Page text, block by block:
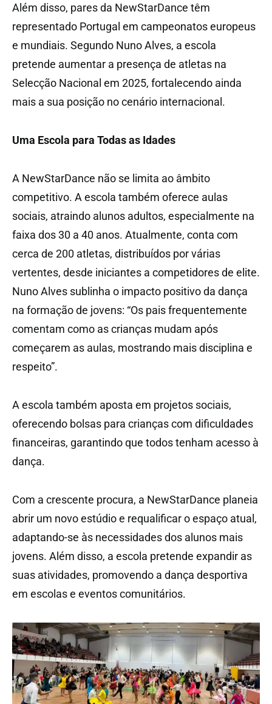
Além disso, pares da NewStarDance têm
representado Portugal em campeonatos europeus
e mundiais. Segundo Nuno Alves, a escola
pretende aumentar a presença de atletas na
Selecção Nacional em 2025, fortalecendo ainda
mais a sua posição no cenário internacional.
Uma Escola para Todas as Idades
A NewStarDance não se limita ao âmbito
competitivo. A escola também oferece aulas
sociais, atraindo alunos adultos, especialmente na
faixa dos 30 a 40 anos. Atualmente, conta com
cerca de 200 atletas, distribuídos por várias
vertentes, desde iniciantes a competidores de elite.
Nuno Alves sublinha o impacto positivo da dança
na formação de jovens: “Os pais frequentemente
comentam como as crianças mudam após
começarem as aulas, mostrando mais disciplina e
respeito”.
A escola também aposta em projetos sociais,
oferecendo bolsas para crianças com dificuldades
financeiras, garantindo que todos tenham acesso à
dança.
Com a crescente procura, a NewStarDance planeia
abrir um novo estúdio e requalificar o espaço atual,
adaptando-se às necessidades dos alunos mais
jovens. Além disso, a escola pretende expandir as
suas atividades, promovendo a dança desportiva
em escolas e eventos comunitários.